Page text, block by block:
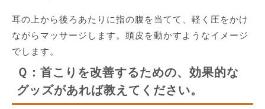
耳の上から後ろあたりに指の腹を当てて、軽く圧をかけ
ながらマッサージします。頭皮を動かすようなイメージ
でします。
Ｑ：首こりを改善するための、効果的な
グッズがあれば教えてください。